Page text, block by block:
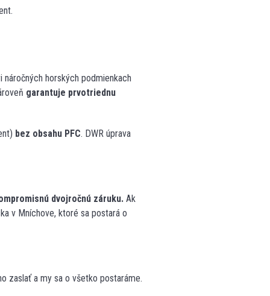
náročných horských podmienkach
garantuje prvotriednu
bez obsahu PFC. DWR úprava
dvojročnú záruku. Ak
v Mníchove, ktoré sa postará o
zaslať a my sa o všetko postaráme.